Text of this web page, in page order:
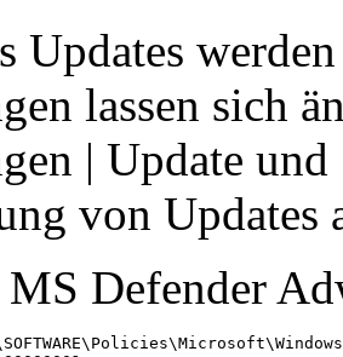
Updates
lassen sich
| Update
von Updates
Defender